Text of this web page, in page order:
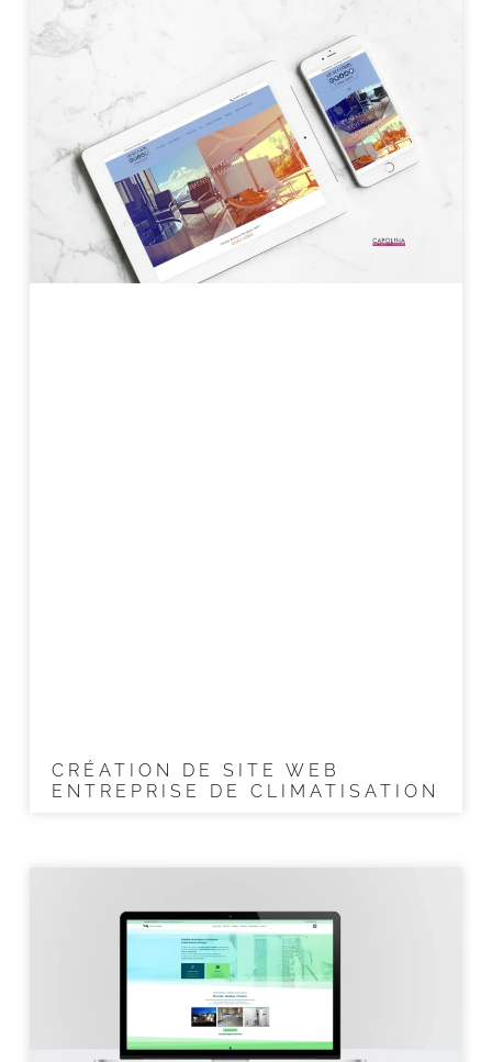
CRÉATION DE SITE WEB
ENTREPRISE DE CLIMATISATION